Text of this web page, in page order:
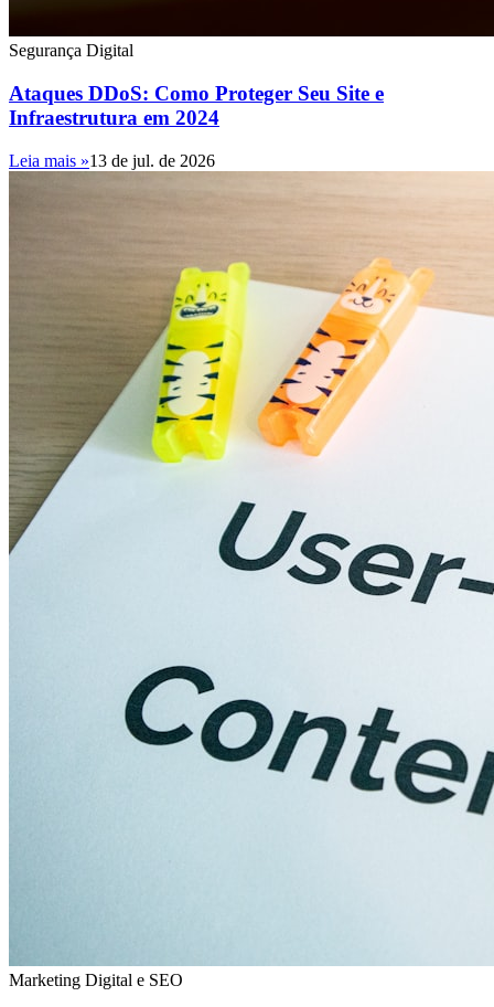
Segurança Digital
Ataques DDoS: Como Proteger Seu Site e
Infraestrutura em 2024
Leia mais »13 de jul. de 2026
Marketing Digital e SEO